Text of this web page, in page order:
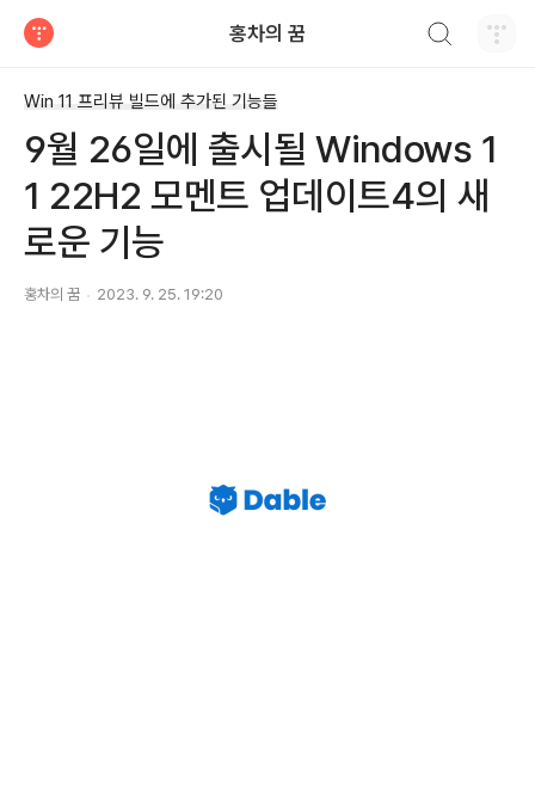
홍차의 꿈
Win 11 프리뷰 빌드에 추가된 기능들
9월 26일에 출시될 Windows 1
1 22H2 모멘트 업데이트4의 새
로운 기능
홍차의 꿈 2023. 9. 25. 19:20